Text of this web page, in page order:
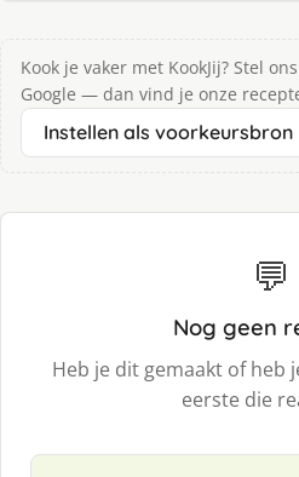
Kook je vaker met KookJij? Stel
Google — dan vind je onze
Instellen als voorkeursbron
💬
Nog geen
Heb je dit gemaakt of heb
eerste die